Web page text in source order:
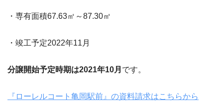
・専有面積67.63㎡～87.30㎡
・竣工予定2022年11月
分譲開始予定時期は2021年10月 です。
『ローレルコート亀岡駅前』の資料請求はこちらから